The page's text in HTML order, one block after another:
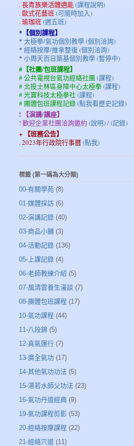
. 長青族樂活體適能(課程說明)
. 歐式花藝班(可隨時加入)
. 瑜珈班(週五班)
*【個別課程】
* 太極拳/氣功個別教學 (個別洽詢)
* 經絡按摩/推拿整復 (個別洽詢)
* 小周天百日築基個別教學 (暫停中)
#【社團/包班課程】
# 公共電視台氣功經絡社團 (課程)
# 北投士林區身障中心太極拳(課程)
# 光寶科技太極拳社(課程)
# 團體包班課程記錄(點我看歷史記錄)
! 【演講/講座】
! 歡迎企業社團洽詢邀約 (說明)/(記錄)
+ 【班務公告】
. 2023年行政院行事曆(點我)
標籤 (第一碼為大分類)
00-有關學苑 (8)
01-媒體採訪 (6)
02-演講記錄 (40)
03-商品小舖 (3)
04-活動記錄 (136)
05-上課記錄 (4)
06-老師教練介紹 (5)
07-風清雲養生漫談 (7)
08-團體包班課程 (17)
10-氣功課程 (44)
11-八段錦 (5)
12-真氣運行 (7)
13-廣全氣功 (17)
14-其他氣功功法 (5)
15-湛若水師父功法 (23)
16-氣功丹道經典 (9)
19-氣功課程剪影 (53)
20-經絡按摩課程 (22)
21-經絡穴道 (11)